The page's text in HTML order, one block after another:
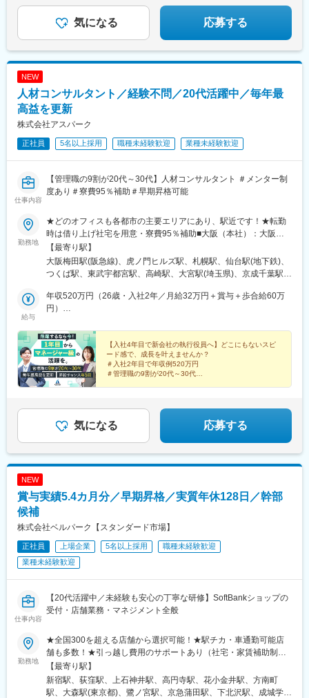
道公園駅、銀山町駅、西鉄福岡駅、西辛島町駅
気になる 応募する
NEW
人材コンサルタント／経験不問／20代活躍中／毎年最
高益を更新
株式会社アスパーク
正社員 5名以上採用 職種未経験歓迎 業種未経験歓迎
仕事内容
【管理職の9割が20代～30代】人材コンサルタント ＃メンター制
度あり＃寮費95％補助＃早期昇格可能
勤務地
★どのオフィスも各都市の主要エリアにあり、駅近です！★転勤
時は借り上げ社宅を用意・寮費95％補助■大阪（本社）：大阪市
北区■東京：東京都港区■札幌：北海道札幌市北区■仙台：宮城県
仙台市青葉区■つくば：茨城県つくば市■宇都宮：栃木県宇都宮市
■高崎：群馬県高崎市■大宮：埼玉県さいたま市大宮区■千葉：千
市■金沢：石川県金沢市■新潟：新潟県新潟市中央区■長野：長野
県長野市■名古屋：愛知県名古屋市中村区■静岡：静岡県静岡市駿
路：兵庫県姫路市■神戸：兵庫県神戸市中央区■高松：香川県高松
市■岡山：岡山県岡山市北区■広島：広島県広島市中区■福岡：福
岡県福岡市中央区■熊本：熊本県熊本市中央区★2026年も新拠点
立ち上げを予定！※受動喫煙防止対策：オフィス内全面禁煙
【最寄り駅】
大阪梅田駅(阪急線)、虎ノ門ヒルズ駅、札幌駅、仙台駅(地下鉄)、
つくば駅、東武宇都宮駅、高崎駅、大宮駅(埼玉県)、京成千葉駅、
岡駅、浜松駅、名古屋駅、烏丸駅、山陽姫路駅、三宮駅(神戸新交
通)、高松駅(香川県)、岡山駅、八丁堀駅(広島県)、天神駅、花畑町
駅、神奈川駅、オークスカナルパークホテル富山前、金沢駅、市
役所前駅(長野県)、新静岡駅、第一通り駅、近鉄名古屋駅、四条駅
(京都市営)、姫路駅、神戸三宮駅(阪神)、高松築港駅、岡山駅前
駅、胡町駅、天神南駅、辛島町駅、梅田駅(地下鉄)、神谷町駅、北
１２条駅、あおば通駅、新千葉駅、新高島駅、富山駅、日吉町
道公園駅、銀山町駅、西鉄福岡駅、西辛島町駅
給与
年収520万円（26歳・入社2年／月給32万円＋賞与＋歩合給60万
円）
円）
【入社4年目で新会社の執行役員へ】どこにもないスピ
ード感で、成長を叶えませんか？
＃入社2年目で年収例520万円
＃管理職の9割が20代～30代
気になる 応募する
NEW
賞与実績5.4カ月分／早期昇格／実質年休128日／幹部
候補
株式会社ベルパーク【スタンダード市場】
正社員 上場企業 5名以上採用
職種未経験歓迎
業種未経験歓迎
仕事内容
【20代活躍中／未経験も安心の丁寧な研修】SoftBankショップの
受付・店舗業務・マネジメント全般
勤務地
★全国300を超える店舗から選択可能！★駅チカ・車通勤可能店
舗も多数！★引っ越し費用のサポートあり（社宅・家賃補助制度
など）※U・Iターン支援あり！ご希望の方も、安心してご応募くだ
さい！※受動喫煙体制：屋内全面禁煙（配属先規定に準ずる）＜特
に、積極採用中！＞東京、神奈川、千葉、埼玉、福井、三重、岐
【最寄り駅】
新宿駅、荻窪駅、上石神井駅、高円寺駅、花小金井駅、方南町
駅、大森駅(東京都)、鷺ノ宮駅、京急蒲田駅、下北沢駅、成城学園